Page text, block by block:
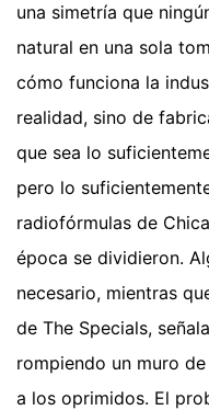
una simetría que
natural en una sola
cómo funciona la
realidad, sino de
que sea lo
pero lo
radiofórmulas de
época se dividieron.
necesario, mientras
de The Specials,
rompiendo un muro
a los oprimidos. El